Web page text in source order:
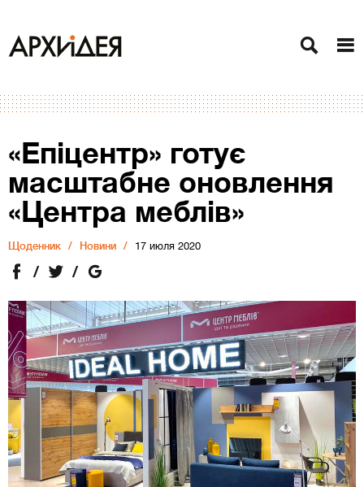
«Епіцентр» готує
масштабне оновлення
«Центра меблів»
Щоденник Новини 17 июля 2020